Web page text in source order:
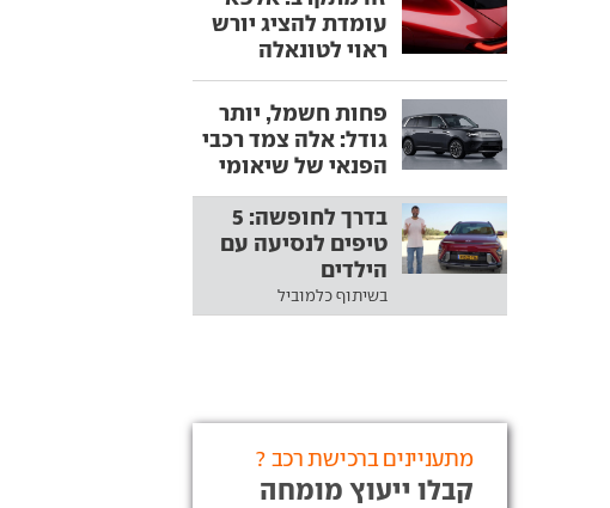
עומדת להציג יורש
ראוי לטונאלה
פחות חשמל, יותר
גודל: אלה צמד רכבי
הפנאי של שיאומי
בדרך לחופשה: 5
טיפים לנסיעה עם
הילדים
בשיתוף כלמוביל
מתעניינים ברכישת רכב ?
קבלו ייעוץ מומחה